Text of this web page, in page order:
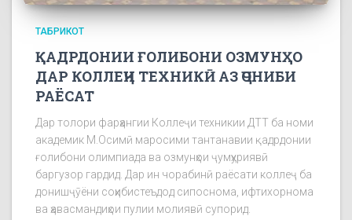
ТАБРИКОТ
ҚАДРДОНИИ ҒОЛИБОНИ ОЗМУНҲО
ДАР КОЛЛЕҶИ ТЕХНИКӢ АЗ ҶОНИБИ
РАЁСАТ
Дар толори фарҳангии Коллеҷи техникии ДТТ ба номи
академик М.Осимӣ маросими тантанавии қадрдонии
ғолибони олимпиада ва озмунҳои ҷумҳуриявӣ
баргузор гардид. Дар ин чорабинӣ раёсати коллеҷ ба
донишҷӯёни соҳибистеъдод сипоснома, ифтихорнома
ва ҳавасмандиҳои пулии молиявӣ супорид.